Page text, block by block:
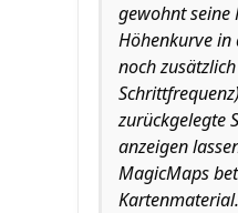
gewohnt seine
Höhenkurve in
noch
zurückgelegte
anzeigen
MagicMaps